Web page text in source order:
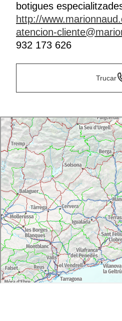
botigues
http://
atencion-
932 173 626
Trucar